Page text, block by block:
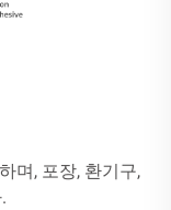
며, 포장, 환기구,